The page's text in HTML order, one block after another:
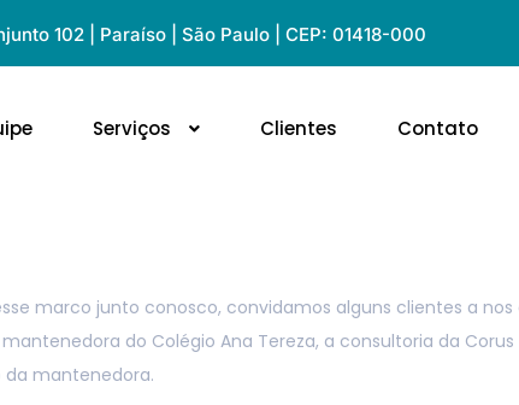
102 | Paraíso | São Paulo | CEP: 01418-000
Serviços Clientes Contato
marco junto conosco, convidamos alguns clientes a
do Colégio Ana Tereza, a consultoria da
mantenedora.